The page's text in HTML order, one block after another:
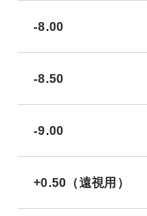
-8.00
-8.50
-9.00
+0.50（遠視用）